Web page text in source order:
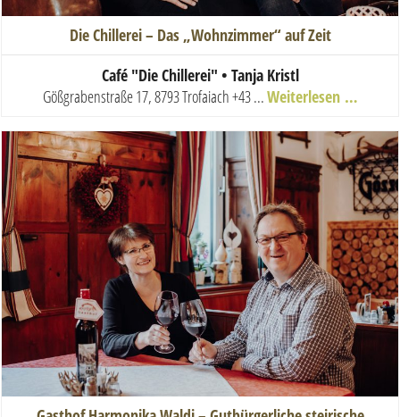
Die Chillerei – Das „Wohnzimmer“ auf Zeit
Café "Die Chillerei" • Tanja Kristl
Gößgrabenstraße 17, 8793 Trofaiach+43 ...Weiterlesen …